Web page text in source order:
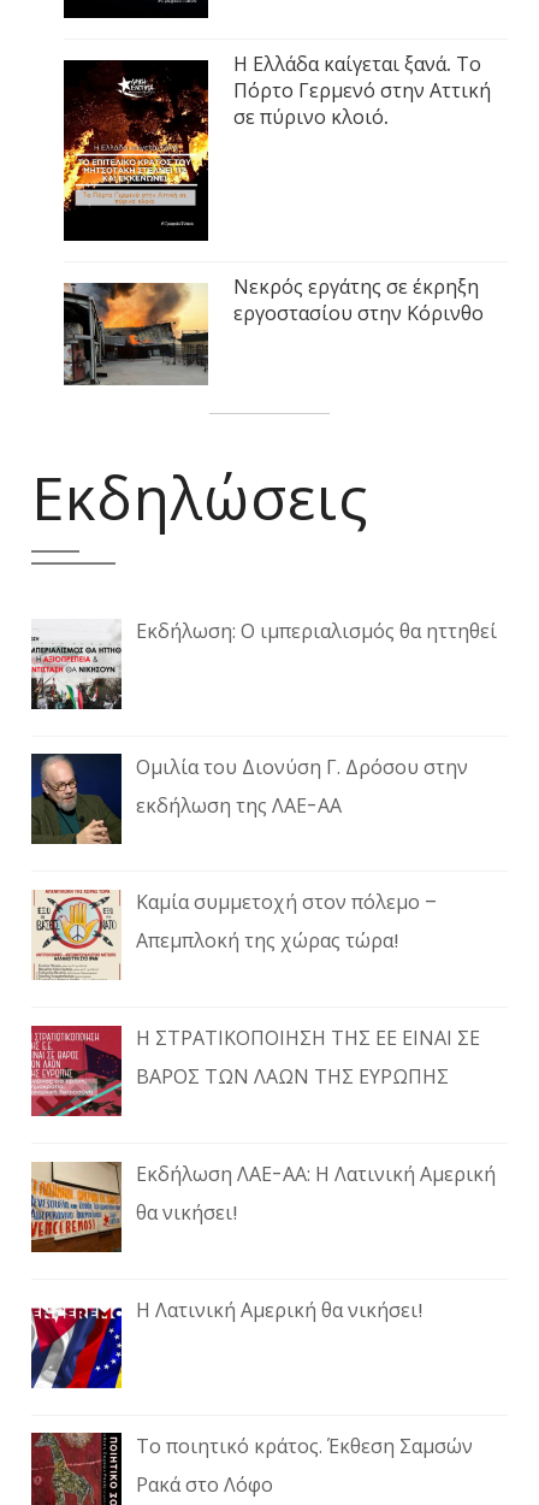
Η Ελλάδα καίγεται ξανά. Το
Πόρτο Γερμενό στην Αττική
σε πύρινο κλοιό.
Νεκρός εργάτης σε έκρηξη
εργοστασίου στην Κόρινθο
Εκδηλώσεις
Εκδήλωση: Ο ιμπεριαλισμός θα ηττηθεί
Ομιλία του Διονύση Γ. Δρόσου στην
εκδήλωση της ΛΑΕ-ΑΑ
Καμία συμμετοχή στον πόλεμο –
Απεμπλοκή της χώρας τώρα!
Η ΣΤΡΑΤΙΚΟΠΟΙΗΣΗ ΤΗΣ ΕΕ ΕΙΝΑΙ ΣΕ
ΒΑΡΟΣ ΤΩΝ ΛΑΩΝ ΤΗΣ ΕΥΡΩΠΗΣ
Εκδήλωση ΛΑΕ-ΑΑ: Η Λατινική Αμερική
θα νικήσει!
Η Λατινική Αμερική θα νικήσει!
Το ποιητικό κράτος. Έκθεση Σαμσών
Ρακά στο Λόφο